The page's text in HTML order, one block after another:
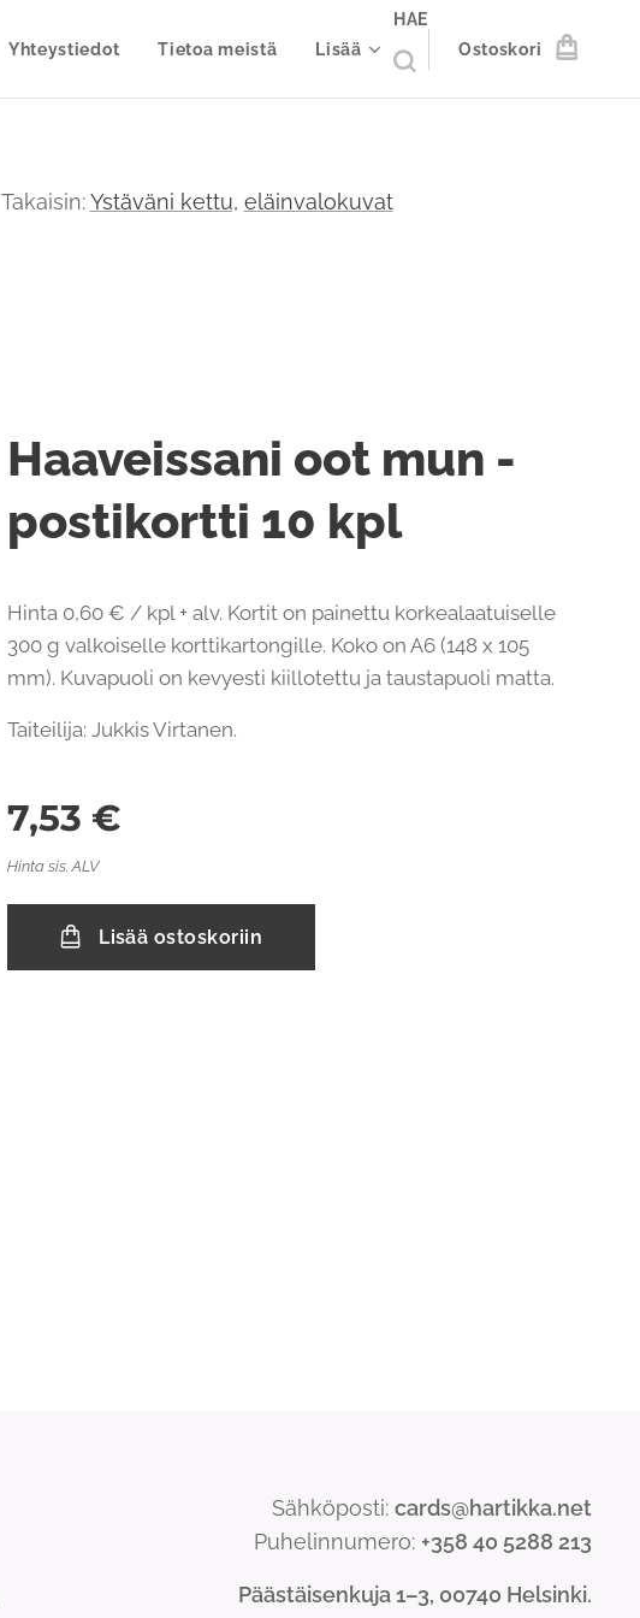
Yhteystiedot Tietoa meistä Lisää
HAE
Ostoskori
Takaisin:Ystäväni kettu, eläinvalokuvat
Haaveissani oot mun -
postikortti 10 kpl
Hinta 0,60 € / kpl + alv. Kortit on painettu korkealaatuiselle
300 g valkoiselle korttikartongille. Koko on A6 (148 x 105
mm). Kuvapuoli on kevyesti kiillotettu ja taustapuoli matta.
Taiteilija: Jukkis Virtanen.
7,53 €
Hinta sis. ALV
Lisää ostoskoriin
Sähköposti: cards@hartikka.net
Puhelinnumero: +358 40 5288 213
Päästäisenkuja 1–3, 00740 Helsinki.